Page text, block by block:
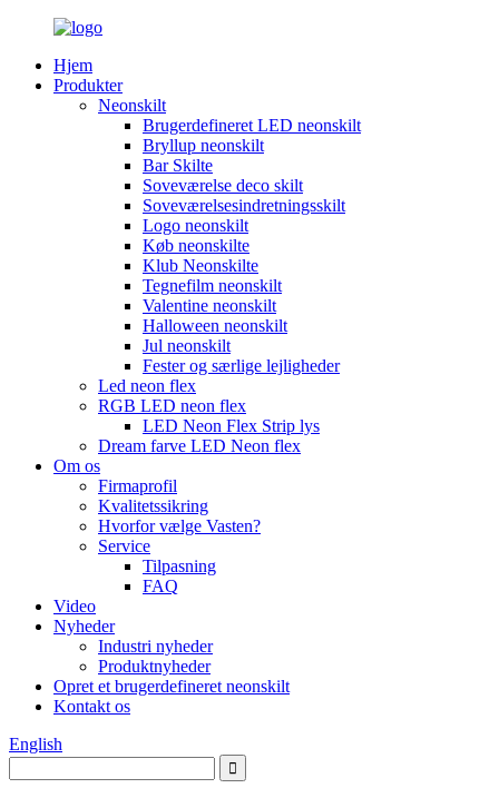
Hjem
Produkter
Neonskilt
Brugerdefineret LED neonskilt
Bryllup neonskilt
Bar Skilte
Soveværelse deco skilt
Soveværelsesindretningsskilt
Logo neonskilt
Køb neonskilte
Klub Neonskilte
Tegnefilm neonskilt
Valentine neonskilt
Halloween neonskilt
Jul neonskilt
Fester og særlige lejligheder
Led neon flex
RGB LED neon flex
LED Neon Flex Strip lys
Dream farve LED Neon flex
Om os
Firmaprofil
Kvalitetssikring
Hvorfor vælge Vasten?
Service
Tilpasning
FAQ
Video
Nyheder
Industri nyheder
Produktnyheder
Opret et brugerdefineret neonskilt
Kontakt os
English